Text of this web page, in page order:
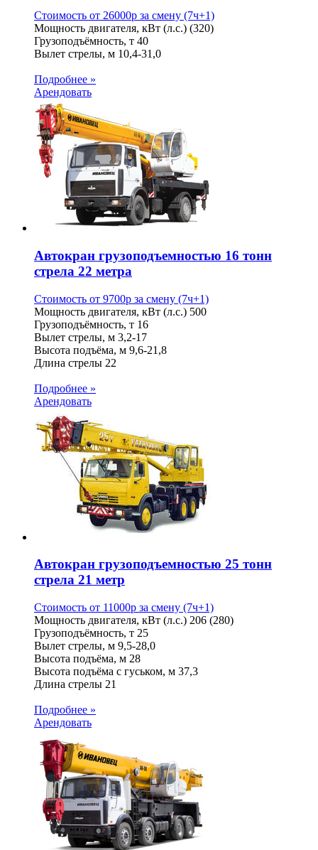
Стоимость от 26000p за смену (7ч+1)
Мощность двигателя, кВт (л.с.) (320)
Грузоподъёмность, т 40
Вылет стрелы, м 10,4-31,0
Подробнее »
Арендовать
Автокран грузоподъемностью 16 тонн
стрела 22 метра
Стоимость от 9700p за смену (7ч+1)
Мощность двигателя, кВт (л.с.) 500
Грузоподъёмность, т 16
Вылет стрелы, м 3,2-17
Высота подъёма, м 9,6-21,8
Длина стрелы 22
Подробнее »
Арендовать
Автокран грузоподъемностью 25 тонн
стрела 21 метр
Стоимость от 11000p за смену (7ч+1)
Мощность двигателя, кВт (л.с.) 206 (280)
Грузоподъёмность, т 25
Вылет стрелы, м 9,5-28,0
Высота подъёма, м 28
Высота подъёма с гуськом, м 37,3
Длина стрелы 21
Подробнее »
Арендовать